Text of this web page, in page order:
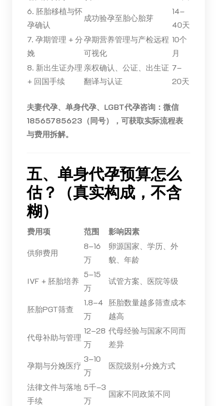
6. 胚胎移植与怀
孕确认
成功验孕至胎心胎芽
14–
40天
7. 孕期管理 + 分
娩
孕期营养管理与产检远程
可视化
10个
月
8. 新出生证办理
+ 回国手续
亲权确认、公证、出生证
翻译与认证
7–
20天
夫妻代孕、单身代孕、LGBT代孕咨询：微信
18565785623（同号），可获取实际流程表
与费用拆解。
五、单身代孕预算怎么
估？（真实构成，不含
糊）
费用项 范围 影响因素
供卵费用
8–16
万
卵源国家、学历、外
貌、年龄
IVF + 胚胎培养
5–15
万
试管方案、医院等级
胚胎PGT筛查
1.8–4
万
胚胎数量越多筛查成本
越高
代母补助与管理
12–28
万
代母经验与国家不同而
差异
孕期与分娩医疗
3–10
万
医院级别+分娩方式
法律文件与落地
手续
5千–3
万
国家不同政策不同